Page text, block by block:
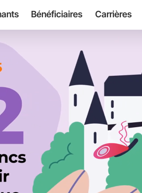
Bénéficiaires Carrières